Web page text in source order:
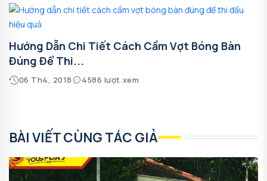
Hướng Dẫn Chi Tiết Cách Cầm Vợt Bóng Bàn
Đúng Để Thi...
06 Th4, 2018 4586 lượt xem
BÀI VIẾT CÙNG TÁC GIẢ